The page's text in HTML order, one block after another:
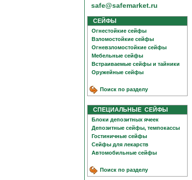
safe@safemarket.ru
СЕЙФЫ
Огнестойкие сейфы
Взломостойкие сейфы
Огневзломостойкие сейфы
Мебельные сейфы
Встраиваемые сейфы и тайники
Оружейные сейфы
Поиск по разделу
СПЕЦИАЛЬНЫЕ СЕЙФЫ
Блоки депозитных ячеек
Депозитные сейфы, темпокассы
Гостиничные сейфы
Сейфы для лекарств
Автомобильные сейфы
Поиск по разделу